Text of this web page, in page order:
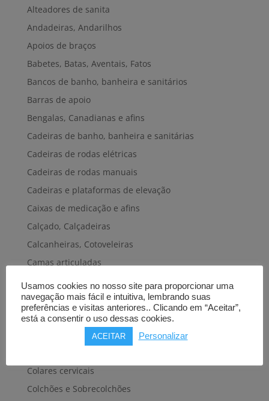
Alteadores de sanita
Andadeiras, Andarilhos
Apoios de braços
Babetes, Batas, Aventais, Fatos
Bancos de banho, banheira e sanitários
Barras de apoio
Bengalas, Canadianas e afins
Cadeiras de banho, banheira e sanitárias
Cadeiras de rodas elétricas
Cadeiras de rodas manuais
Cadeiras e plataformas de elevação
Caixas de medicação e afins
Calçado, Calçadeiras
Calcanheiras, Cotoveleiras
Camas articuladas
Carros hospitalares
Cestas, Arneses
Cintas e Faixas
Cintos, Coletes e afins
Colares cervicais
Colchões e Sobrecolchões
Usamos cookies no nosso site para proporcionar uma
navegação mais fácil e intuitiva, lembrando suas
preferências e visitas anteriores.. Clicando em “Aceitar”,
está a consentir o uso dessas cookies.
ACEITAR Personalizar